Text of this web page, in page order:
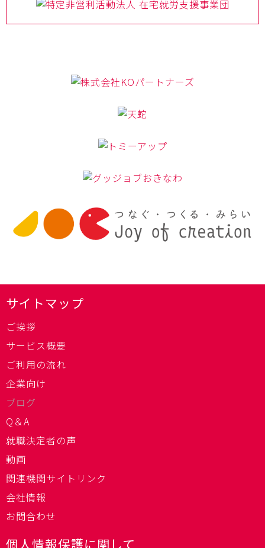
サイトマップ
ご挨拶
サービス概要
ご利用の流れ
企業向け
ブログ
Q＆A
就職決定者の声
動画
関連機関サイトリンク
会社情報
お問合わせ
個人情報保護に関して